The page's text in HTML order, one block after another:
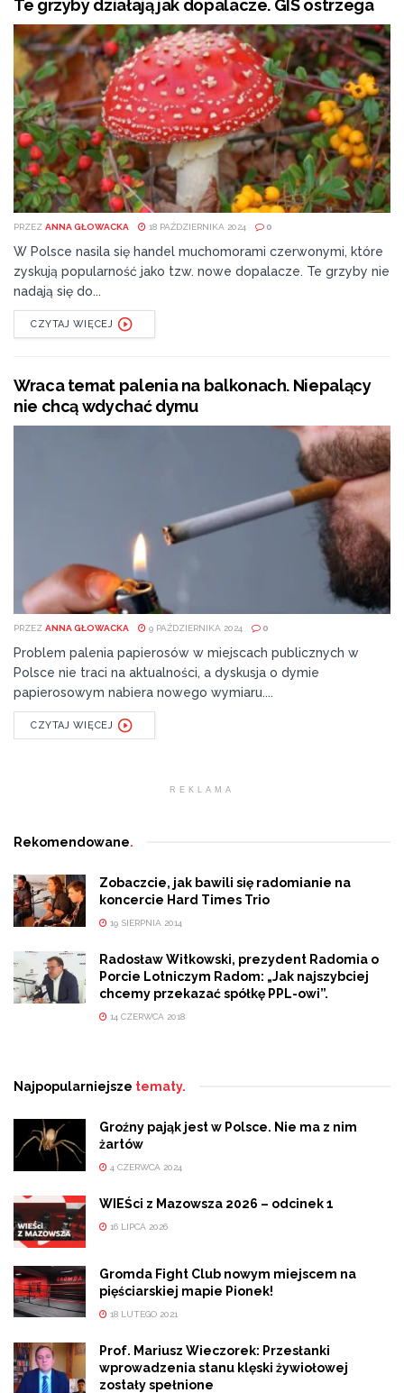
Te grzyby działają jak dopalacze. GIS ostrzega
PRZEZ ANNA GŁOWACKA 18 PAŹDZIERNIKA 2024 0
W Polsce nasila się handel muchomorami czerwonymi, które
zyskują popularność jako tzw. nowe dopalacze. Te grzyby nie
nadają się do...
CZYTAJ WIĘCEJ
Wraca temat palenia na balkonach. Niepalący
nie chcą wdychać dymu
PRZEZ ANNA GŁOWACKA 9 PAŹDZIERNIKA 2024 0
Problem palenia papierosów w miejscach publicznych w
Polsce nie traci na aktualności, a dyskusja o dymie
papierosowym nabiera nowego wymiaru....
CZYTAJ WIĘCEJ
REKLAMA
Rekomendowane.
Zobaczcie, jak bawili się radomianie na
koncercie Hard Times Trio
19 SIERPNIA 2014
Radosław Witkowski, prezydent Radomia o
Porcie Lotniczym Radom: „Jak najszybciej
chcemy przekazać spółkę PPL-owi”.
14 CZERWCA 2018
Najpopularniejsze tematy.
Groźny pająk jest w Polsce. Nie ma z nim
żartów
4 CZERWCA 2024
WIEŚci z Mazowsza 2026 – odcinek 1
16 LIPCA 2026
Gromda Fight Club nowym miejscem na
pięściarskiej mapie Pionek!
18 LUTEGO 2021
Prof. Mariusz Wieczorek: Przesłanki
wprowadzenia stanu klęski żywiołowej
zostały spełnione